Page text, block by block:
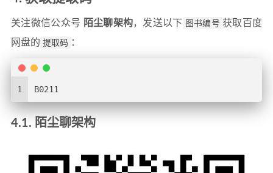
关注微信公众号 陌尘聊架构，发送以下 图书编号 获取百度
网盘的 提取码 ：
1 B0211
4.1. 陌尘聊架构